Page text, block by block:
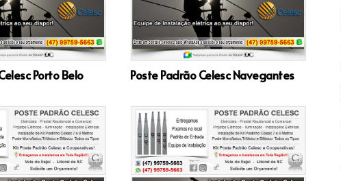
Porto Belo Poste Padrão Celesc Navegantes